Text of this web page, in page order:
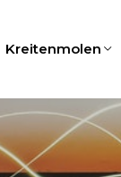
Kreitenmolen